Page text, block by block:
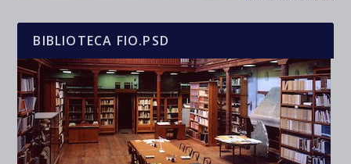
BIBLIOTECA FIO.PSD